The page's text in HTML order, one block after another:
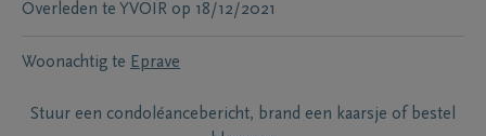
Overleden te YVOIR op 18/12/2021
Woonachtig te Eprave
Stuur een condoléancebericht, brand een kaarsje of bestel